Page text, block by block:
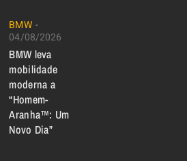
BMW
04/08/2026
BMW leva
mobilidade
moderna a
“Homem-
Aranha™: Um
Novo Dia”